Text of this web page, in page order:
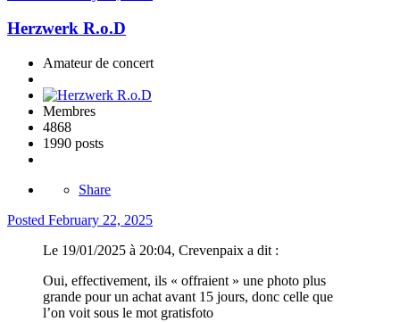
Herzwerk R.o.D
Amateur de concert
Membres
4868
1990 posts
Share
Posted February 22, 2025
Le 19/01/2025 à 20:04, Crevenpaix a dit :
Oui, effectivement, ils « offraient » une photo plus
grande pour un achat avant 15 jours, donc celle que
l’on voit sous le mot gratisfoto